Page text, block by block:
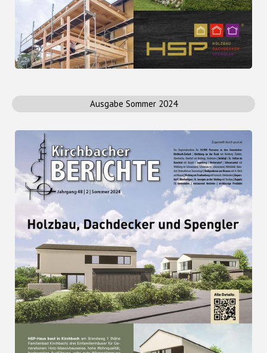
Ausgabe Sommer 2024